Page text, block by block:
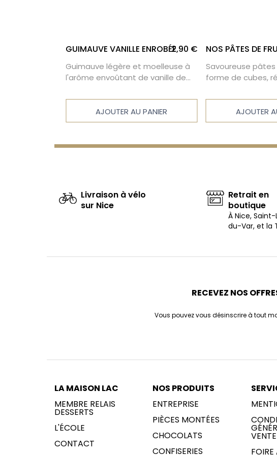
GUIMAUVE VANILLE ENROBÉE
Guimauve légère et moelleuse à
l'arôme envoûtant de vanille de
enrobée de chocolat au lait
fondant en bouche.
2,90 €
AJOUTER AU PANIER
NOS PÂTES DE
Savoureuse
forme de cubes,
toutes les
AJOUTER
Livraison à vélo
sur Nice
Retrait en
boutique
À Nice,
du-Var, et la
RECEVEZ NOS
Vous pouvez vous désinscrire à tout
LA MAISON LAC
MEMBRE RELAIS
DESSERTS
L'ÉCOLE
CONTACT
NOS PRODUITS
ENTREPRISE
PIÈCES MONTÉES
CHOCOLATS
CONFISERIES
VENTE
FOIRE